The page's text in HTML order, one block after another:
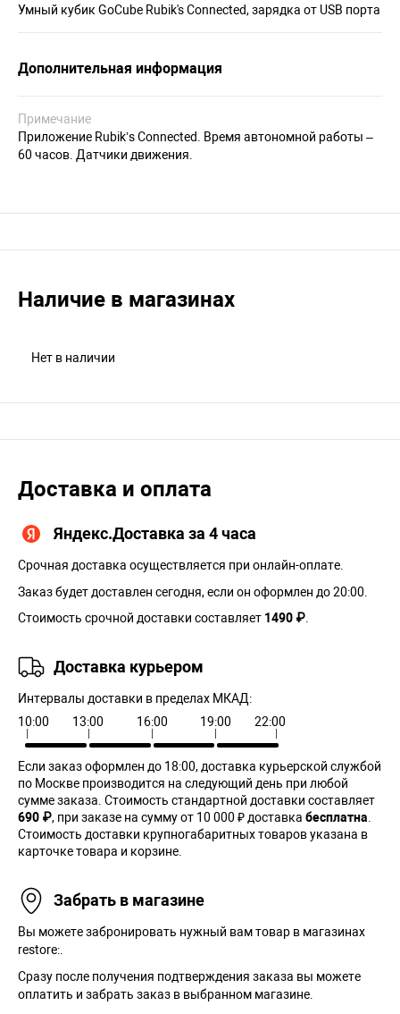
Умный кубик GoCube Rubik's Connected, зарядка от USB порта
Дополнительная информация
Примечание
Приложение Rubik’s Connected. Время автономной работы –
60 часов. Датчики движения.
Наличие в магазинах
Нет в наличии
Доставка и оплата
Яндекс.Доставка за 4 часа
Срочная доставка осуществляется при онлайн-оплате.
Заказ будет доставлен сегодня, если он оформлен до 20:00.
Стоимость срочной доставки составляет 1490 ₽
Доставка курьером
Интервалы доставки в пределах МКАД:
10:00
13:00 16:00 19:00 22:00
Если заказ оформлен до 18:00, доставка курьерской службой
по Москве производится на следующий день при любой
сумме заказа. Cтоимость стандартной доставки составляет
690 ₽, при заказе на сумму от 10 000 ₽ доставка бесплатна
Стоимость доставки крупногабаритных товаров указана в
карточке товара и корзине.
Забрать в магазине
Вы можете забронировать нужный вам товар в магазинах
restore:.
Сразу после получения подтверждения заказа вы можете
оплатить и забрать заказ в выбранном магазине.